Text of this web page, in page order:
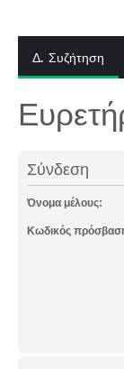
Δ. Συζήτηση
Σύνδεση
Όνομα μέλους:
Κωδικός